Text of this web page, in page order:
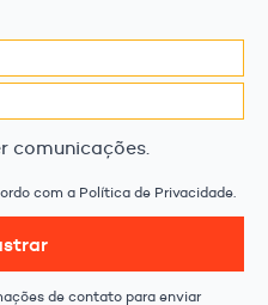
comunicações.
com a Política de Privacidade.
de contato para enviar